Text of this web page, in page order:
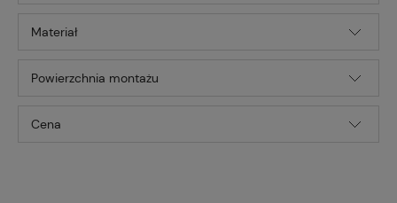
Materiał
Powierzchnia montażu
Cena